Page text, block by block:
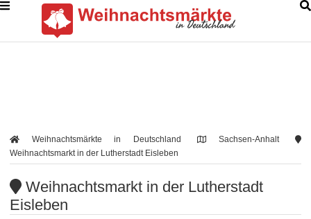
Weihnachtsmärkte in Deutschland
Sachsen-Anhalt
Weihnachtsmarkt in der Lutherstadt Eisleben
Weihnachtsmarkt in der Lutherstadt
Eisleben